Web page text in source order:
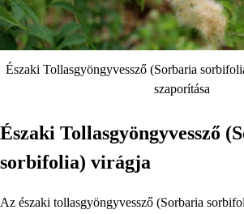
Északi Tollasgyöngyvessző (Sorbaria
szaporítása
Északi Tollasgyöngyvessző
sorbifolia) virágja
Az északi tollasgyöngyvessző (Sorbaria